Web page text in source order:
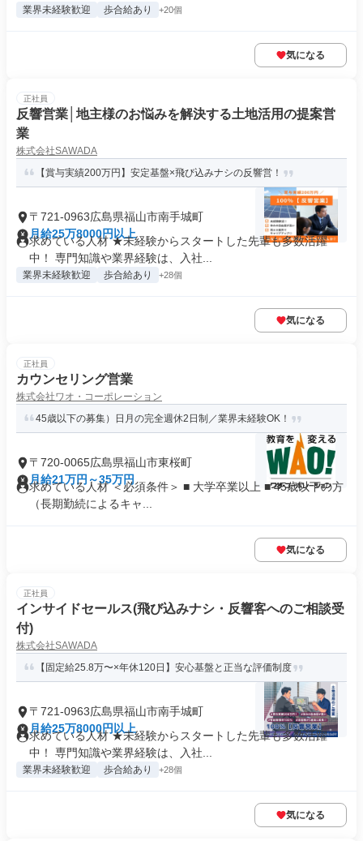
業界未経験歓迎 歩合給あり +20個
気になる
正社員
反響営業│地主様のお悩みを解決する土地活用の提案営
業
株式会社SAWADA
【賞与実績200万円】安定基盤×飛び込みナシの反響営！
〒721-0963広島県福山市南手城町
月給25万8000円以上
求めている人材 ★未経験からスタートした先輩も多数活躍
中！ 専門知識や業界経験は、入社...
業界未経験歓迎 歩合給あり +28個
気になる
正社員
カウンセリング営業
株式会社ワオ・コーポレーション
45歳以下の募集）日月の完全週休2日制／業界未経験OK！
〒720-0065広島県福山市東桜町
月給21万円～35万円
求めている人材 ＜必須条件＞ ■ 大学卒業以上 ■ 45歳以下の方
（長期勤続によるキャ...
気になる
正社員
インサイドセールス(飛び込みナシ・反響客へのご相談受
付)
株式会社SAWADA
【固定給25.8万〜×年休120日】安心基盤と正当な評価制度
〒721-0963広島県福山市南手城町
月給25万8000円以上
求めている人材 ★未経験からスタートした先輩も多数活躍
中！ 専門知識や業界経験は、入社...
業界未経験歓迎 歩合給あり +28個
気になる